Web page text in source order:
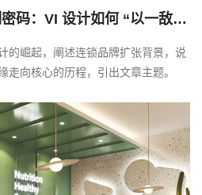
解锁连锁品牌快速复制密码：VI 设计如何 “以一敌百”
的崛起，阐述连锁品牌扩张背景，说
走向核心的历程，引出文章主题。